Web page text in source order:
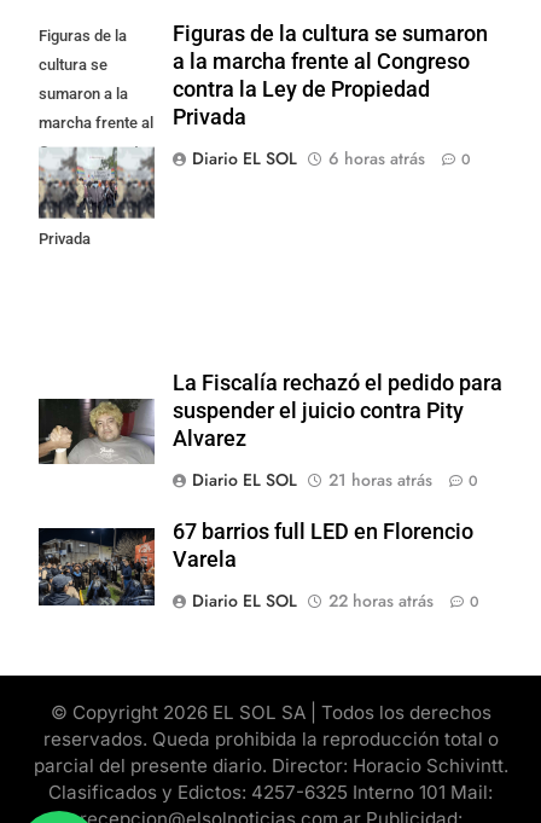
Figuras de la
cultura se
sumaron a la
marcha frente al
Congreso contra
la Ley de
Propiedad
Privada
Figuras de la cultura se sumaron
a la marcha frente al Congreso
contra la Ley de Propiedad
Privada
Diario EL SOL
6 horas atrás 0
La Fiscalía rechazó el pedido para
suspender el juicio contra Pity
Alvarez
Diario EL SOL
21 horas atrás 0
67 barrios full LED en Florencio
Varela
Diario EL SOL
22 horas atrás 0
© Copyright 2026 EL SOL SA | Todos los derechos
reservados. Queda prohibida la reproducción total o
parcial del presente diario. Director: Horacio Schivintt.
Clasificados y Edictos: 4257-6325 Interno 101 Mail: